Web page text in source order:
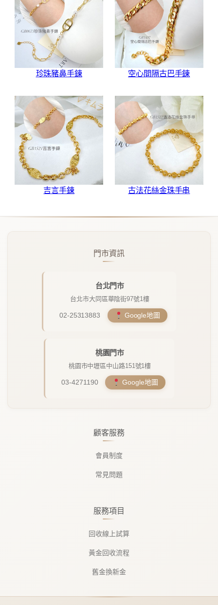
珍珠豬鼻手鍊 空心間隔古巴手鍊
吉言手鍊 古法花絲金珠手串
顧客服務
會員制度
常見問題
服務項目
回收線上試算
黃金回收流程
舊金換新金
門市資訊
台北門市
台北市大同區華陰街97號1樓
02-25313883 Google地圖
桃園門市
桃園市中壢區中山路151號1樓
03-4271190 Google地圖